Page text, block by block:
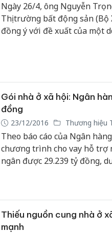
Ngày 26/4, ông Nguyễn
Thị trường bất động sản (Bộ
đồng ý với đề xuất của một
Gói nhà ở xã hội: Ngân
đồng
23/12/2016 Thương hiệu
Theo báo cáo của Ngân
chương trình cho vay hỗ trợ
ngân được 29.239 tỷ đồng,
Thiếu nguồn cung nhà ở
mạnh